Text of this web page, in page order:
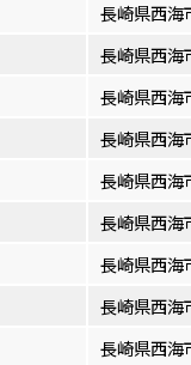
長崎県西海
長崎県西海
長崎県西海
長崎県西海
長崎県西海
長崎県西海
長崎県西海
長崎県西海
長崎県西海